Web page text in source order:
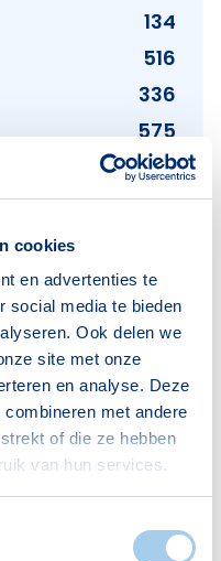
cookies
en advertenties te
social media te bieden
Ook delen we
site met onze
en analyse. Deze
met andere
of die ze hebben
van hun services.
134
516
336
575
504
256
190